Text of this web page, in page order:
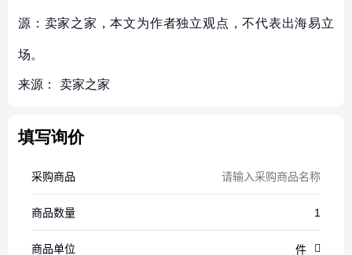
源：卖家之家，本文为作者独立观点，不代表出海易立
场。
来源： 卖家之家
填写询价